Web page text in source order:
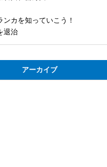
カを知っていこう！
退治
アーカイブ